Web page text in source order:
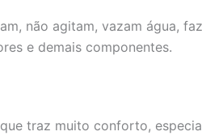
não agitam, vazam água,
e demais componentes.
traz muito conforto,